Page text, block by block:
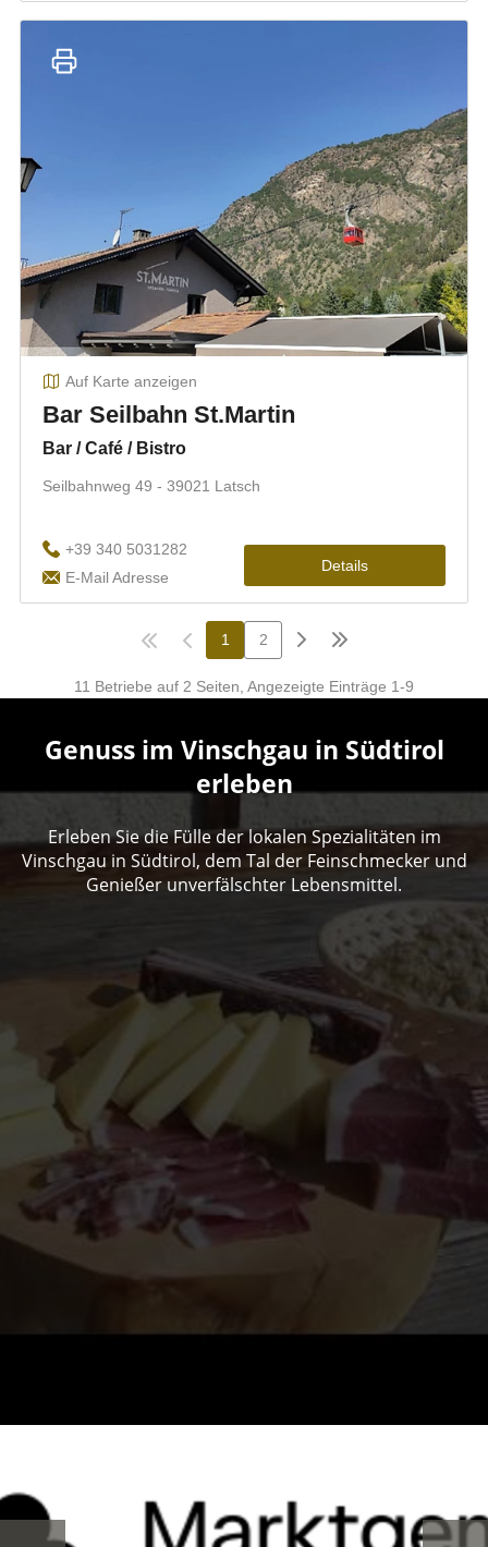
Genuss im Vinschgau in Südtirol
erleben
Erleben Sie die Fülle der lokalen Spezialitäten im
Vinschgau in Südtirol, dem Tal der Feinschmecker und
Genießer unverfälschter Lebensmittel.